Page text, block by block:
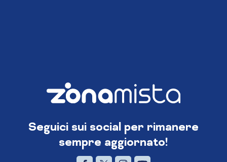
Seguici sui social per rimanere
sempre aggiornato!